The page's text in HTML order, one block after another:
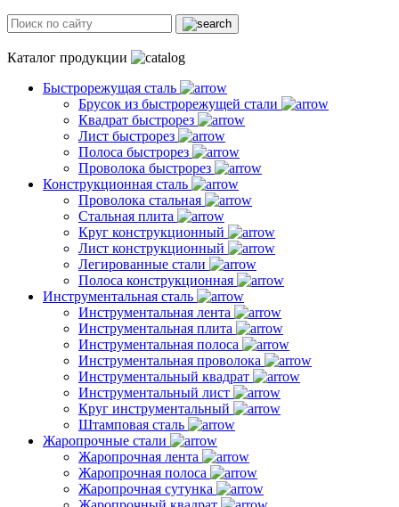
Каталог продукции
Быстрорежущая сталь
Брусок из быстрорежущей стали
Квадрат быстрорез
Лист быстрорез
Полоса быстрорез
Проволока быстрорез
Конструкционная сталь
Проволока стальная
Стальная плита
Круг конструкционный
Лист конструкционный
Легированные стали
Полоса конструкционная
Инструментальная сталь
Инструментальная лента
Инструментальная плита
Инструментальная полоса
Инструментальная проволока
Инструментальный квадрат
Инструментальный лист
Круг инструментальный
Штамповая сталь
Жаропрочные стали
Жаропрочная лента
Жаропрочная полоса
Жаропрочная сутунка